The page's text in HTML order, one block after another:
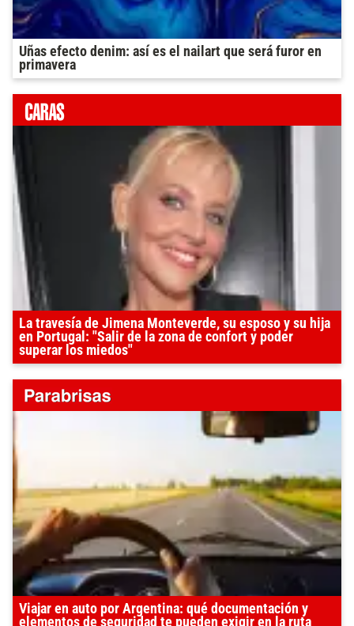
Uñas efecto denim: así es el nailart que será furor en
primavera
La travesía de Jimena Monteverde, su esposo y su hija
en Portugal: "Salir de la zona de confort y poder
superar los miedos"
Viajar en auto por Argentina: qué documentación y
elementos de seguridad te pueden exigir en la ruta